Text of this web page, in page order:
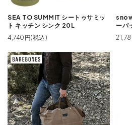
SEA TO SUMMIT シートゥサミッ
ト キッチン シンク 20L
4,740円(税込)
ーバ